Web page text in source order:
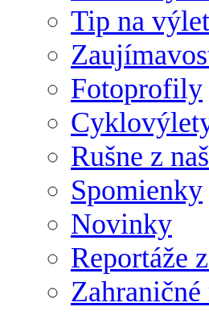
Tip na výlet
Fotoprofily
Rušne z
Spomienky
Novinky
Reportáže
Zahraničné